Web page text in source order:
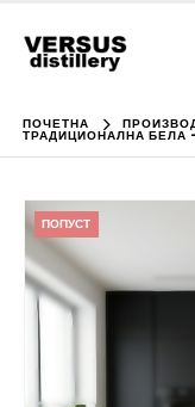
ПОЧЕТНА
ТРАДИЦИОНАЛНА БЕЛА
ПОПУСТ